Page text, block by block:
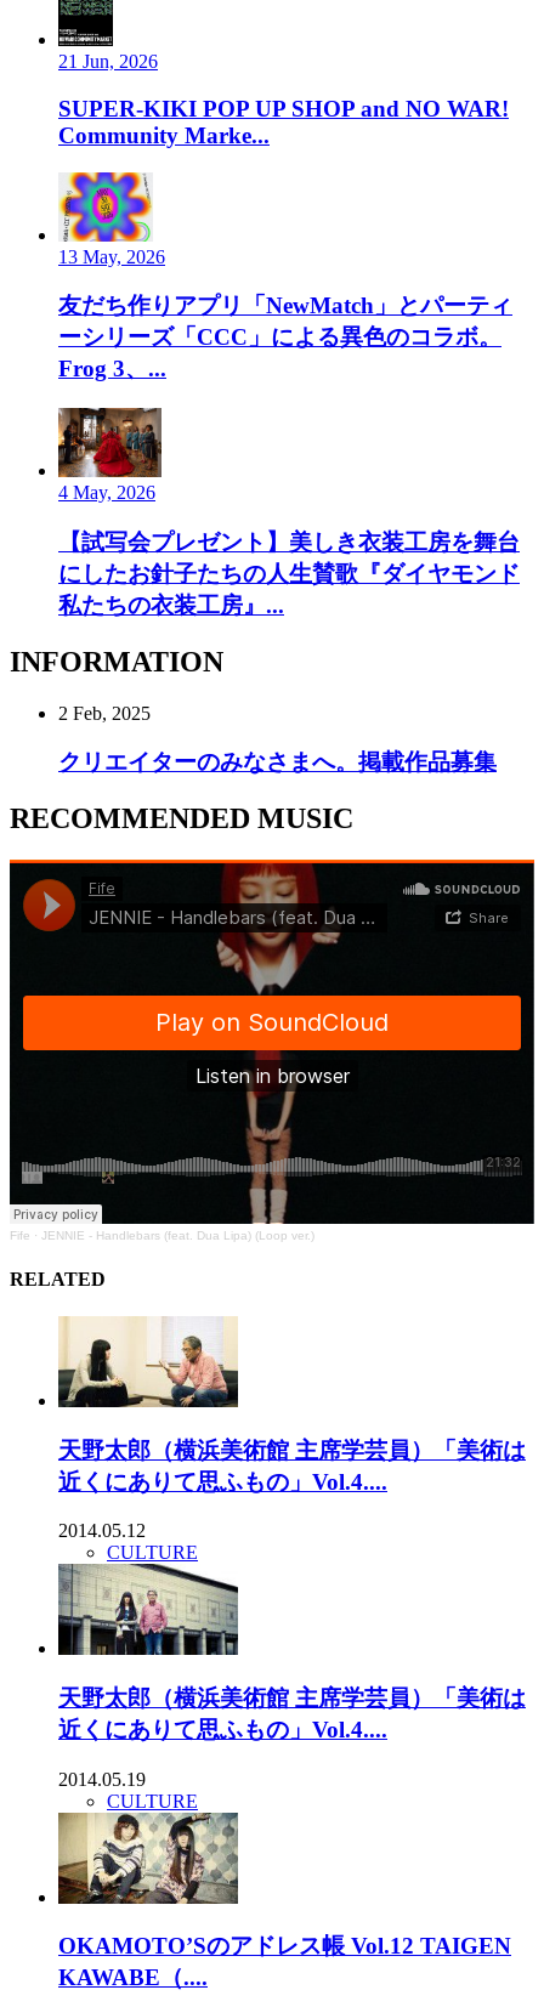
21 Jun, 2026
SUPER-KIKI POP UP SHOP and NO WAR!
Community Marke...
13 May, 2026
友だち作りアプリ「NewMatch」とパーティ
ーシリーズ「CCC」による異色のコラボ。
Frog 3、...
4 May, 2026
【試写会プレゼント】美しき衣装工房を舞台
にしたお針子たちの人生賛歌『ダイヤモンド
私たちの衣装工房』...
INFORMATION
2 Feb, 2025
クリエイターのみなさまへ。掲載作品募集
RECOMMENDED MUSIC
Fife · JENNIE - Handlebars (feat. Dua Lipa) (Loop ver.)
RELATED
天野太郎（横浜美術館 主席学芸員）「美術は
近くにありて思ふもの」Vol.4....
2014.05.12
CULTURE
天野太郎（横浜美術館 主席学芸員）「美術は
近くにありて思ふもの」Vol.4....
2014.05.19
CULTURE
OKAMOTO’Sのアドレス帳 Vol.12 TAIGEN
KAWABE（....